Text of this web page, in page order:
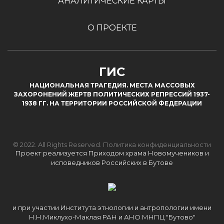
О ПРОЕКТЕ
ГИС
НАЦИОНАЛЬНАЯ ТРАГЕДИЯ. МЕСТА МАССОВЫХ
ЗАХОРОНЕНИЙ ЖЕРТВ ПОЛИТИЧЕСКИХ РЕПРЕССИЙ 1937-
1938 ГГ. НА ТЕРРИТОРИИ РОССИЙСКОЙ ФЕДЕРАЦИИ
© 2022. All Rights Reserved. Политика конфиденциальности
Проект реализуется Приходом храма Новомучеников и
исповедников Российских в Бутове
и при участии Института этнологии и антропологии имени
Н.Н.Миклухо-Маклая РАН и АНО МНПЦ "Бутово"